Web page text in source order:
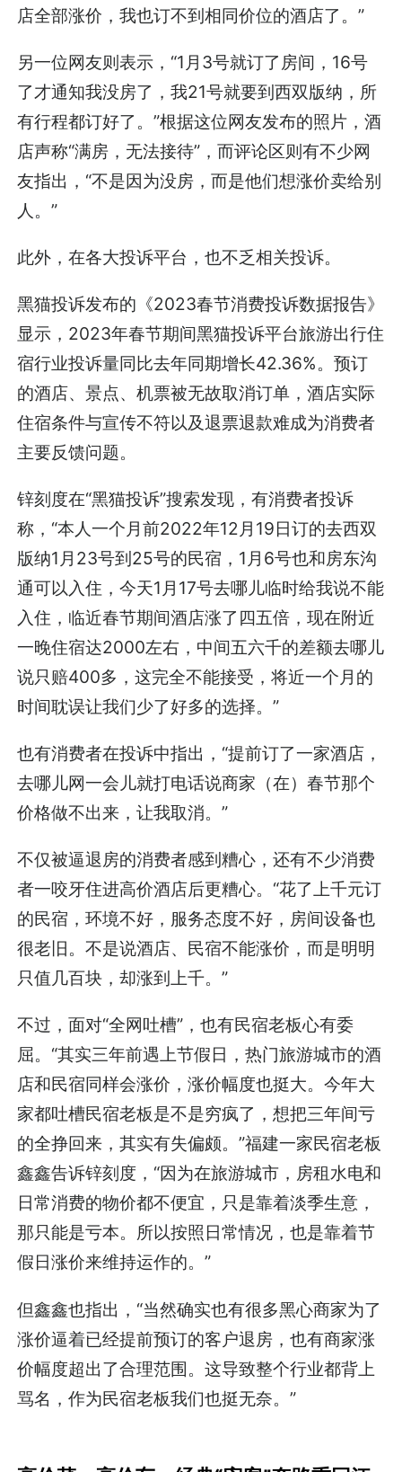
店全部涨价，我也订不到相同价位的酒店了。”
另一位网友则表示，“1月3号就订了房间，16号
了才通知我没房了，我21号就要到西双版纳，所
有行程都订好了。”根据这位网友发布的照片，酒
店声称“满房，无法接待”，而评论区则有不少网
友指出，“不是因为没房，而是他们想涨价卖给别
人。”
此外，在各大投诉平台，也不乏相关投诉。
黑猫投诉发布的《2023春节消费投诉数据报告》
显示，2023年春节期间黑猫投诉平台旅游出行住
宿行业投诉量同比去年同期增长42.36%。预订
的酒店、景点、机票被无故取消订单，酒店实际
住宿条件与宣传不符以及退票退款难成为消费者
主要反馈问题。
锌刻度在“黑猫投诉”搜索发现，有消费者投诉
称，“本人一个月前2022年12月19日订的去西双
版纳1月23号到25号的民宿，1月6号也和房东沟
通可以入住，今天1月17号去哪儿临时给我说不能
入住，临近春节期间酒店涨了四五倍，现在附近
一晚住宿达2000左右，中间五六千的差额去哪儿
说只赔400多，这完全不能接受，将近一个月的
时间耽误让我们少了好多的选择。”
也有消费者在投诉中指出，“提前订了一家酒店，
去哪儿网一会儿就打电话说商家（在）春节那个
价格做不出来，让我取消。”
不仅被逼退房的消费者感到糟心，还有不少消费
者一咬牙住进高价酒店后更糟心。“花了上千元订
的民宿，环境不好，服务态度不好，房间设备也
很老旧。不是说酒店、民宿不能涨价，而是明明
只值几百块，却涨到上千。”
不过，面对“全网吐槽”，也有民宿老板心有委
屈。“其实三年前遇上节假日，热门旅游城市的酒
店和民宿同样会涨价，涨价幅度也挺大。今年大
家都吐槽民宿老板是不是穷疯了，想把三年间亏
的全挣回来，其实有失偏颇。”福建一家民宿老板
鑫鑫告诉锌刻度，“因为在旅游城市，房租水电和
日常消费的物价都不便宜，只是靠着淡季生意，
那只能是亏本。所以按照日常情况，也是靠着节
假日涨价来维持运作的。”
但鑫鑫也指出，“当然确实也有很多黑心商家为了
涨价逼着已经提前预订的客户退房，也有商家涨
价幅度超出了合理范围。这导致整个行业都背上
骂名，作为民宿老板我们也挺无奈。”